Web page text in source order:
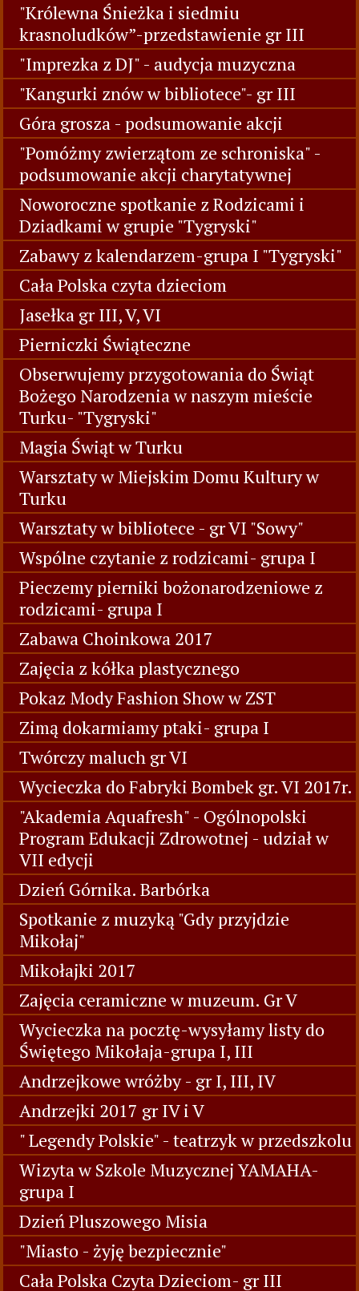
"Królewna Śnieżka i siedmiu
krasnoludków”-przedstawienie gr III
"Imprezka z DJ" - audycja muzyczna
"Kangurki znów w bibliotece"- gr III
Góra grosza - podsumowanie akcji
"Pomóżmy zwierzątom ze schroniska" -
podsumowanie akcji charytatywnej
Noworoczne spotkanie z Rodzicami i
Dziadkami w grupie "Tygryski"
Zabawy z kalendarzem-grupa I "Tygryski"
Cała Polska czyta dzieciom
Jasełka gr III, V, VI
Pierniczki Świąteczne
Obserwujemy przygotowania do Świąt
Bożego Narodzenia w naszym mieście
Turku- "Tygryski"
Magia Świąt w Turku
Warsztaty w Miejskim Domu Kultury w
Turku
Warsztaty w bibliotece - gr VI "Sowy"
Wspólne czytanie z rodzicami- grupa I
Pieczemy pierniki bożonarodzeniowe z
rodzicami- grupa I
Zabawa Choinkowa 2017
Zajęcia z kółka plastycznego
Pokaz Mody Fashion Show w ZST
Zimą dokarmiamy ptaki- grupa I
Twórczy maluch gr VI
Wycieczka do Fabryki Bombek gr. VI 2017r.
"Akademia Aquafresh" - Ogólnopolski
Program Edukacji Zdrowotnej - udział w
VII edycji
Dzień Górnika. Barbórka
Spotkanie z muzyką "Gdy przyjdzie
Mikołaj"
Mikołajki 2017
Zajęcia ceramiczne w muzeum. Gr V
Wycieczka na pocztę-wysyłamy listy do
Świętego Mikołaja-grupa I, III
Andrzejkowe wróżby - gr I, III, IV
Andrzejki 2017 gr IV i V
" Legendy Polskie" - teatrzyk w przedszkolu
Wizyta w Szkole Muzycznej YAMAHA-
grupa I
Dzień Pluszowego Misia
"Miasto - żyję bezpiecznie"
Cała Polska Czyta Dzieciom- gr III